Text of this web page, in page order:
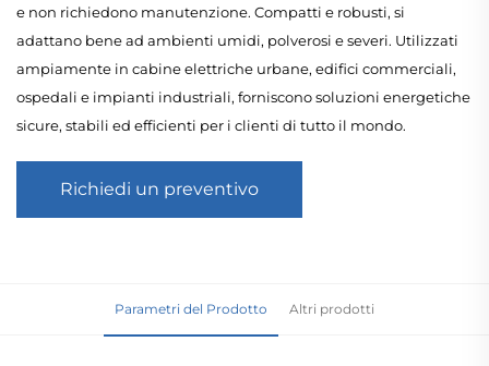
e non richiedono manutenzione. Compatti e robusti, si
adattano bene ad ambienti umidi, polverosi e severi. Utilizzati
ampiamente in cabine elettriche urbane, edifici commerciali,
ospedali e impianti industriali, forniscono soluzioni energetiche
sicure, stabili ed efficienti per i clienti di tutto il mondo.
Richiedi un preventivo
Parametri del Prodotto Altri prodotti